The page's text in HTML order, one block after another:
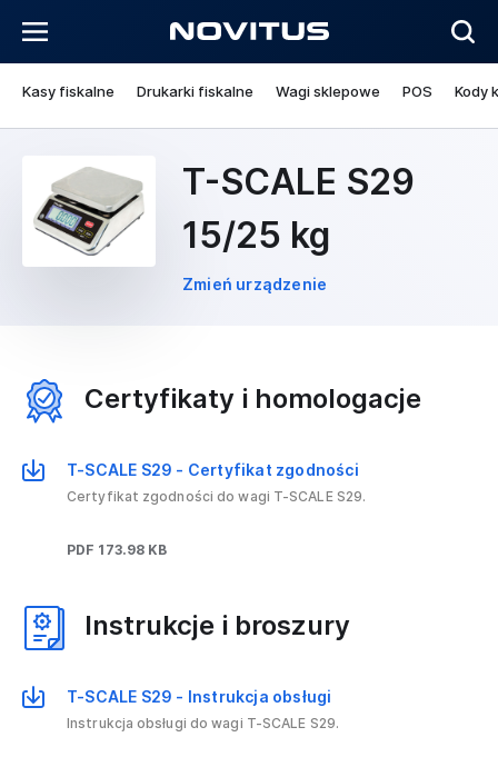
Kasy fiskalne Drukarki fiskalne Wagi sklepowe POS Kody
T-SCALE S29
15/25 kg
Zmień urządzenie
Certyfikaty i homologacje
T-SCALE S29 - Certyfikat zgodności
Certyfikat zgodności do wagi T-SCALE S29.
PDF 173.98 KB
Instrukcje i broszury
T-SCALE S29 - Instrukcja obsługi
Instrukcja obsługi do wagi T-SCALE S29.